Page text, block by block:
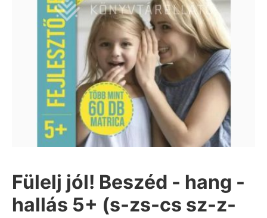
Fülelj jól! Beszéd - hang -
hallás 5+ (s-zs-cs sz-z-